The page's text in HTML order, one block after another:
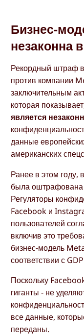
Бизнес-
незаконна
Рекордный штраф
против компании
заключительным
которая
является
данные
американских
Ранее в этом году,
была
Регуляторы
Facebook и
пользователей
включив это
бизнес-модель
соответствии с
Поскольку
гиганты - не
все данные,
переданы.